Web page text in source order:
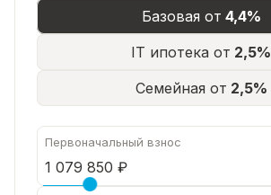
Базовая от 4,4%
IT ипотека от 2,5%
Семейная от 2,5%
Первоначальный взнос